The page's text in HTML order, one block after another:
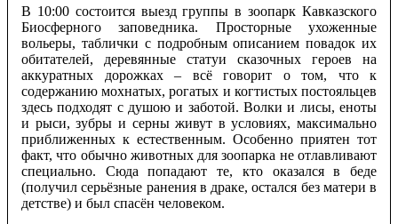
В 10:00 состоится выезд группы в зоопарк Кавказского
Биосферного заповедника. Просторные ухоженные
вольеры, таблички с подробным описанием повадок их
обитателей, деревянные статуи сказочных героев на
аккуратных дорожках – всё говорит о том, что к
содержанию мохнатых, рогатых и когтистых постояльцев
здесь подходят с душою и заботой. Волки и лисы, еноты
и рыси, зубры и серны живут в условиях, максимально
приближенных к естественным. Особенно приятен тот
факт, что обычно животных для зоопарка не отлавливают
специально. Сюда попадают те, кто оказался в беде
(получил серьёзные ранения в драке, остался без матери в
детстве) и был спасён человеком.